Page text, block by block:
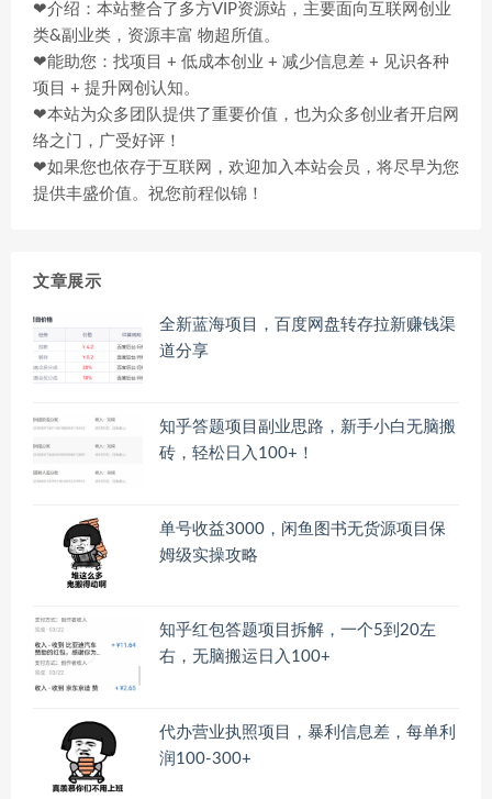
❤介绍：本站整合了多方VIP资源站，主要面向互联网创业
类&副业类，资源丰富 物超所值。
❤能助您：找项目 + 低成本创业 + 减少信息差 + 见识各种
项目 + 提升网创认知。
❤本站为众多团队提供了重要价值，也为众多创业者开启网
络之门，广受好评！
❤如果您也依存于互联网，欢迎加入本站会员，将尽早为您
提供丰盛价值。祝您前程似锦！
文章展示
全新蓝海项目，百度网盘转存拉新赚钱渠
道分享
知乎答题项目副业思路，新手小白无脑搬
砖，轻松日入100+！
单号收益3000，闲鱼图书无货源项目保
姆级实操攻略
知乎红包答题项目拆解，一个5到20左
右，无脑搬运日入100+
代办营业执照项目，暴利信息差，每单利
润100-300+